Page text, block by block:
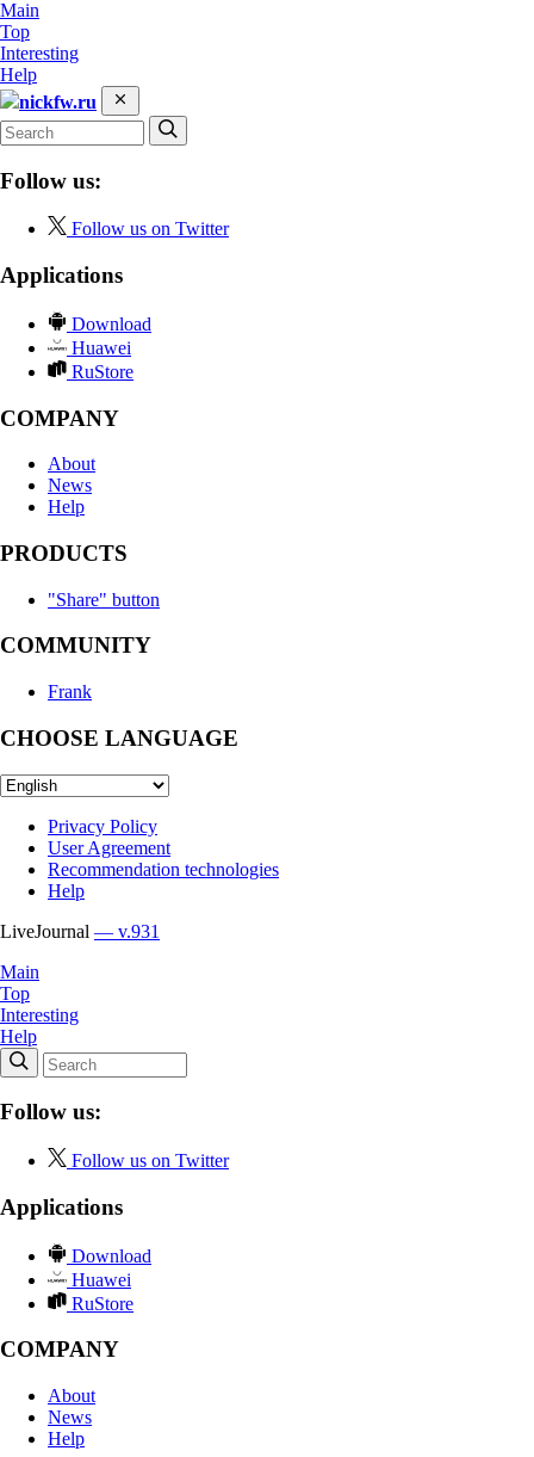
Main
Top
Interesting
Help
nickfw.ru
Follow us:
Follow us on Twitter
Applications
Download
Huawei
RuStore
COMPANY
About
News
Help
PRODUCTS
"Share" button
COMMUNITY
Frank
CHOOSE LANGUAGE
Privacy Policy
User Agreement
Recommendation technologies
Help
LiveJournal — v.931
Main
Top
Interesting
Help
Follow us:
Follow us on Twitter
Applications
Download
Huawei
RuStore
COMPANY
About
News
Help